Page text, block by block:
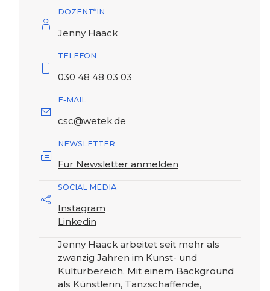
DOZENT*IN
Jenny Haack
TELEFON
030 48 48 03 03
E-MAIL
csc@wetek.de
NEWSLETTER
Für Newsletter anmelden
SOCIAL MEDIA
Instagram
Linkedin
Jenny Haack arbeitet seit mehr als
zwanzig Jahren im Kunst- und
Kulturbereich. Mit einem Background
als Künstlerin, Tanzschaffende,